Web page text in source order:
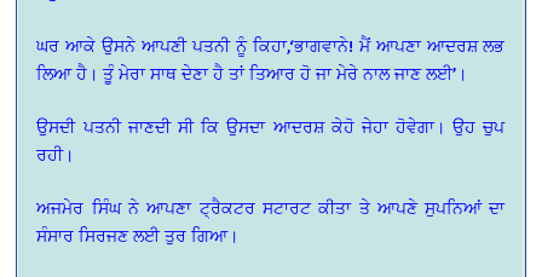
ਘਰ ਆਕੇ ਉਸਨੇ ਆਪਣੀ ਪਤਨੀ ਨੂੰ ਕਿਹਾ,‘ਭਾਗਵਾਨੇ! ਮੈਂ ਆਪਣਾ ਆਦਰਸ਼ ਲਭ
ਲਿਆ ਹੈ। ਤੂੰ ਮੇਰਾ ਸਾਥ ਦੇਣਾ ਹੈ ਤਾਂ ਤਿਆਰ ਹੋ ਜਾ ਮੇਰੇ ਨਾਲ ਜਾਣ ਲਈ’।
ਉਸਦੀ ਪਤਨੀ ਜਾਣਦੀ ਸੀ ਕਿ ਉਸਦਾ ਆਦਰਸ਼ ਕੇਹੋ ਜੇਹਾ ਹੋਵੇਗਾ। ਉਹ ਚੁਪ
ਰਹੀ।
ਅਜਮੇਰ ਸਿੰਘ ਨੇ ਆਪਣਾ ਟ੍ਰੈਕਟਰ ਸਟਾਰਟ ਕੀਤਾ ਤੇ ਆਪਣੇ ਸੁਪਨਿਆਂ ਦਾ
ਸੰਸਾਰ ਸਿਰਜਣ ਲਈ ਤੁਰ ਗਿਆ।